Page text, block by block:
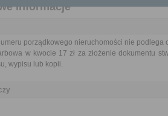
informacje
porządkowego nieruchomości nie podlega
w kwocie 17 zł za złożenie dokumentu
wypisu lub kopii.